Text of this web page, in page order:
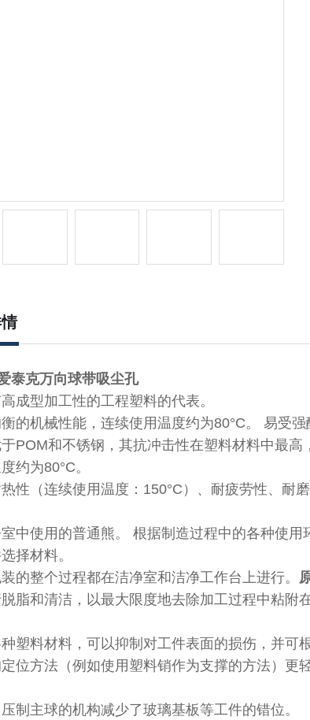
泰克万向球带吸尘孔
成型加工性的工程塑料的代表。
的机械性能，连续使用温度约为80°C。 易受强
POM和不锈钢，其抗冲击性在塑料材料中最高
约为80°C。
性（连续使用温度：150°C）、耐疲劳性、耐
中使用的普通熊。 根据制造过程中的各种使
择材料。
的整个过程都在洁净室和洁净工作台上进行。
脂和清洁，以最大限度地去除加工过程中粘附
塑料材料，可以抑制对工件表面的损伤，并可
位方法（例如使用塑料销作为支撑的方法）更
制主球的机构减少了玻璃基板等工件的错位。